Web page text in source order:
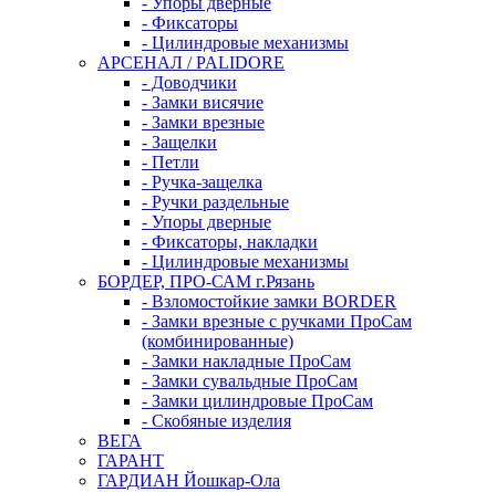
- Фиксаторы
- Цилиндровые механизмы
АРСЕНАЛ / PALIDORE
- Доводчики
- Замки висячие
- Замки врезные
- Защелки
- Петли
- Ручка-защелка
- Ручки раздельные
- Упоры дверные
- Фиксаторы, накладки
- Цилиндровые механизмы
БОРДЕР, ПРО-САМ г.Рязань
- Взломостойкие замки BORDER
- Замки врезные с ручками ПроСам
(комбинированные)
- Замки накладные ПроСам
- Замки сувальдные ПроСам
- Замки цилиндровые ПроСам
- Скобяные изделия
ВЕГА
ГАРАНТ
ГАРДИАН Йошкар-Ола